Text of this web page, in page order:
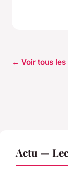
← Voir tous
Actu —